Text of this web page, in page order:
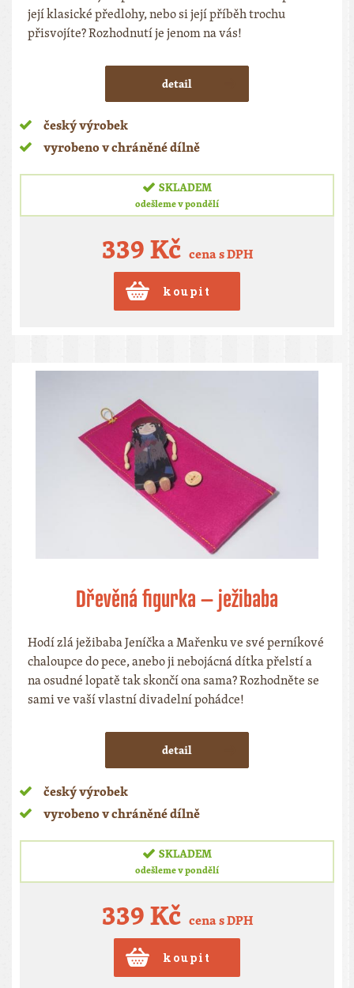
její klasické předlohy, nebo si její příběh trochu
přisvojíte? Rozhodnutí je jenom na vás!
detail
český výrobek
vyrobeno v chráněné dílně
SKLADEM
odešleme v pondělí
339 Kč cena s DPH
Dřevěná figurka – ježibaba
Hodí zlá ježibaba Jeníčka a Mařenku ve své perníkové
chaloupce do pece, anebo ji nebojácná dítka přelstí a
na osudné lopatě tak skončí ona sama? Rozhodněte se
sami ve vaší vlastní divadelní pohádce!
detail
český výrobek
vyrobeno v chráněné dílně
SKLADEM
odešleme v pondělí
339 Kč cena s DPH